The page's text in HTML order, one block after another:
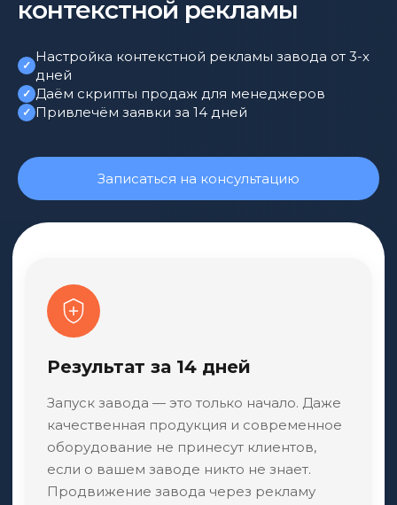
контекстной рекламы
Настройка контекстной рекламы завода от 3-х
дней
Даём скрипты продаж для менеджеров
Привлечём заявки за 14 дней
Записаться на консультацию
Результат за 14 дней
Запуск завода — это только начало. Даже
качественная продукция и современное
оборудование не принесут клиентов,
если о вашем заводе никто не знает.
Продвижение завода через рекламу